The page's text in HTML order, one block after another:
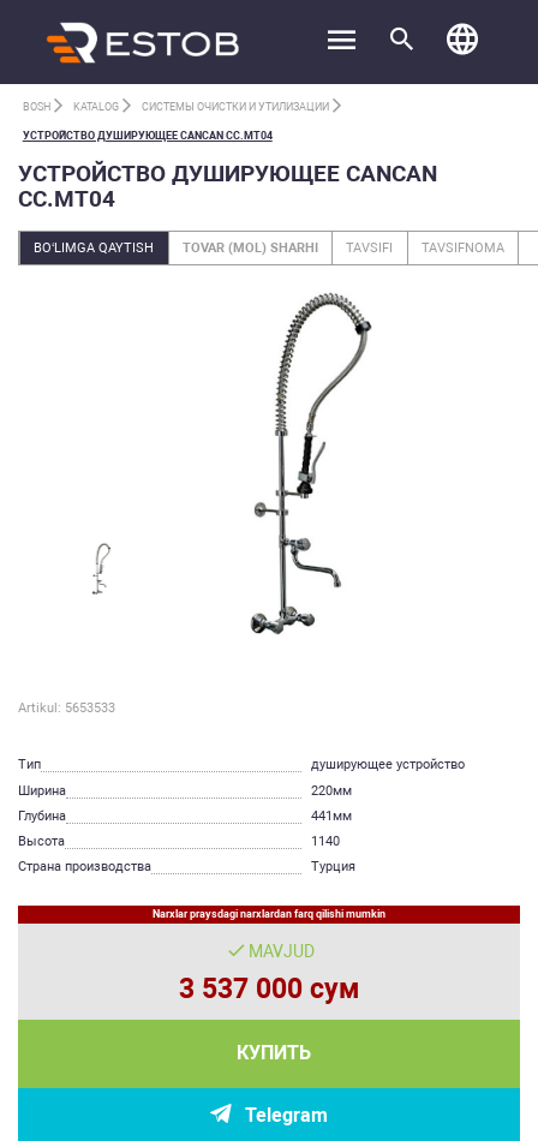
BOSH KATALOG СИСТЕМЫ ОЧИСТКИ И УТИЛИЗАЦИИ
УСТРОЙСТВО ДУШИРУЮЩЕЕ CANCAN CC.MT04
УСТРОЙСТВО ДУШИРУЮЩЕЕ CANCAN
CC.MT04
BO‘LIMGA QAYTISH TOVAR (MOL) SHARHI TAVSIFI TAVSIFNOMA
Artikul: 5653533
Тип
душирующее устройство
Ширина
220мм
Глубина
441мм
Высота
1140
Страна производства
Турция
Narxlar praysdagi narxlardan farq qilishi mumkin
MAVJUD
3 537 000 сум
КУПИТЬ
Telegram